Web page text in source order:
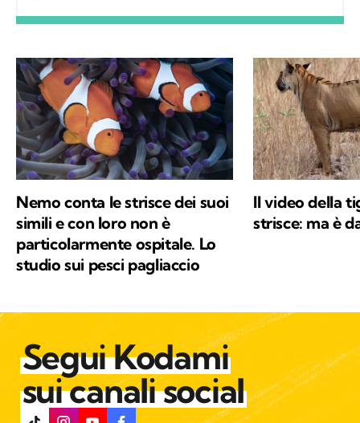
scrittura è la mia più grande passione.
Nemo conta le strisce dei suoi
simili e con loro non è
particolarmente ospitale. Lo
studio sui pesci pagliaccio
Il video della
strisce: ma è
Segui Kodami
sui canali social